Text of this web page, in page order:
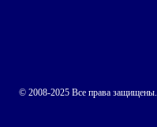
© 2008-2025 Все права защищены.